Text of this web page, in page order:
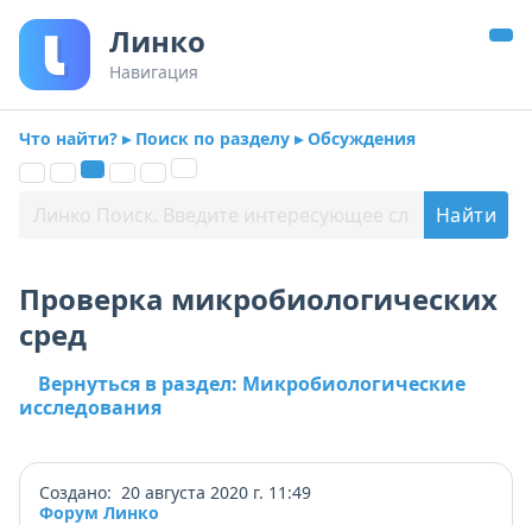
Линко
Навигация
Что найти? ▸ Поиск по разделу ▸ Обсуждения
Проверка микробиологических
сред
Вернуться в раздел: Микробиологические
исследования
Создано: 20 августа 2020 г. 11:49
Форум Линко